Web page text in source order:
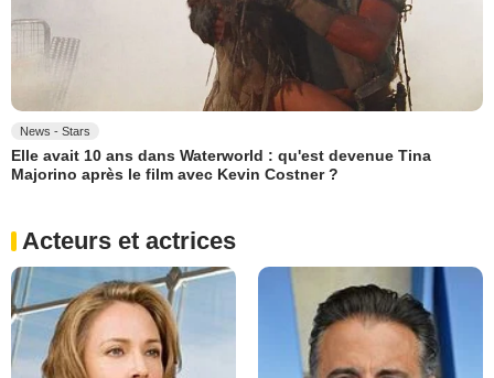
News - Stars
Elle avait 10 ans dans Waterworld : qu'est devenue Tina
Majorino après le film avec Kevin Costner ?
Acteurs et actrices